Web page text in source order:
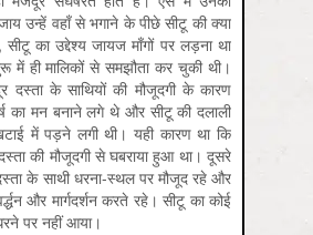
उन्हें वहाँ से भगाने के पीछे सीटू की क्या
का उद्देश्य जायज माँगों पर लड़ना था
में ही मालिकों से समझौता कर चुकी थी।
दस्ता के साथियों की मौजूदगी के कारण
का मन बनाने लगे थे और सीटू की दलाली
में पड़ने लगी थी। यही कारण था कि
की मौजूदगी से घबराया हुआ था। दूसरे
के साथी धरना-स्थल पर मौजूद रहे और
और मार्गदर्शन करते रहे। सीटू का कोई
पर नहीं आया।